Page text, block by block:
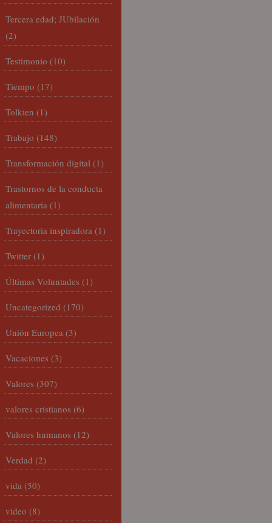
Tercera edad; JUbilación
(2)
Testimonio (10)
Tiempo (17)
Tolkien (1)
Trabajo (148)
Transformación digital (1)
Trastornos de la conducta
alimentaria (1)
Trayectoria inspiradora (1)
Twitter (1)
Últimas Voluntades (1)
Uncategorized (170)
Unión Europea (3)
Vacaciones (3)
Valores (307)
valores cristianos (6)
Valores humanos (12)
Verdad (2)
vida (50)
video (8)